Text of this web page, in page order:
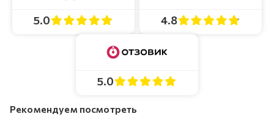
5.0 4.8
5.0
Рекомендуем посмотреть